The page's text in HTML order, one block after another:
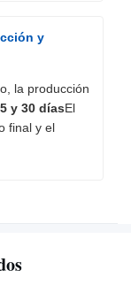
y
la producción
y 30 díasEl
final y el